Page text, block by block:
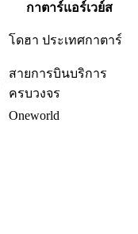
กาตาร์แอร์เวย์ส
โดฮา ประเทศกาตาร์
สายการบินบริการ
ครบวงจร
Oneworld